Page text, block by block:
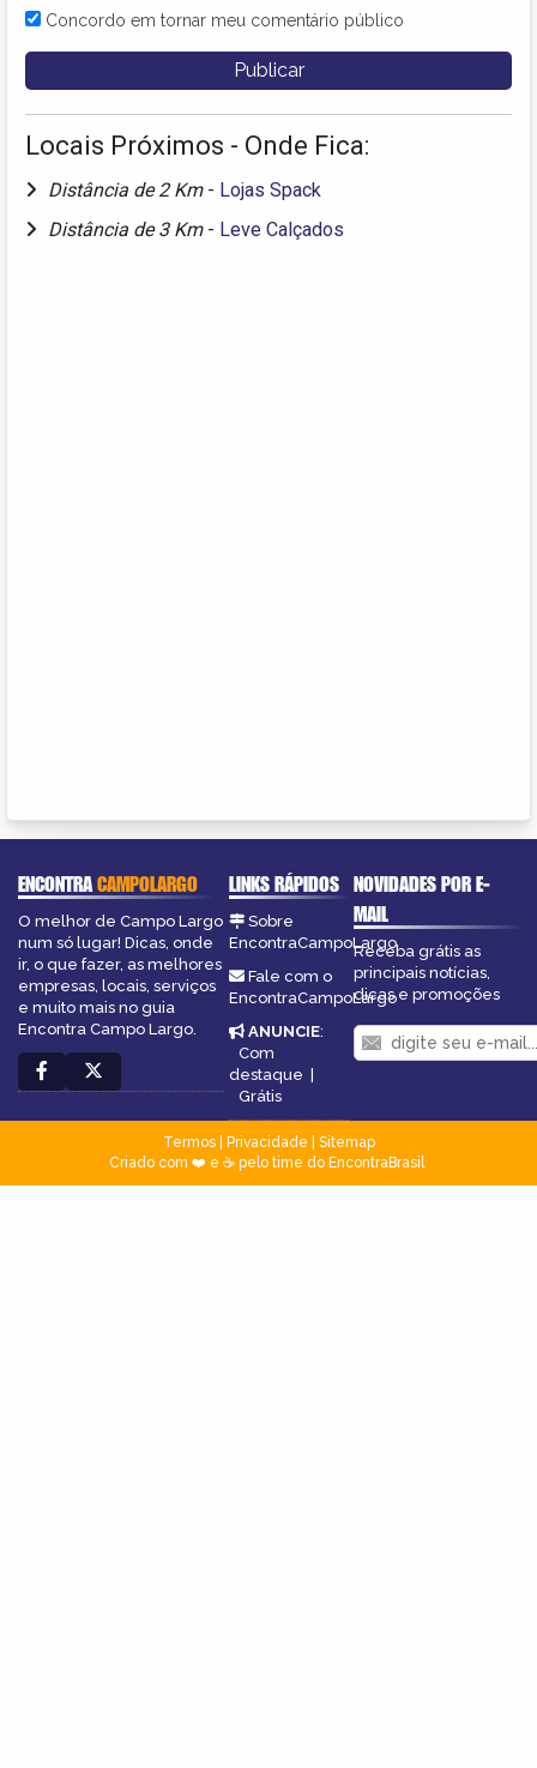
Concordo em tornar meu comentário público
Locais Próximos - Onde Fica:
Distância de 2 Km - Lojas Spack
Distância de 3 Km - Leve Calçados
ENCONTRACAMPOLARGO
O melhor de Campo Largo
num só lugar! Dicas, onde
ir, o que fazer, as melhores
empresas, locais, serviços
e muito mais no guia
Encontra Campo Largo.
LINKS RÁPIDOS
Sobre
EncontraCampoLargo
Fale com o
EncontraCampoLargo
ANUNCIE:
Com
destaque
Grátis
NOVIDADES POR E-
MAIL
Receba grátis as
principais notícias,
dicas e promoções
Termos| Privacidade
Sitemap
Criado com ❤️ e ☕ pelo time do EncontraBrasil